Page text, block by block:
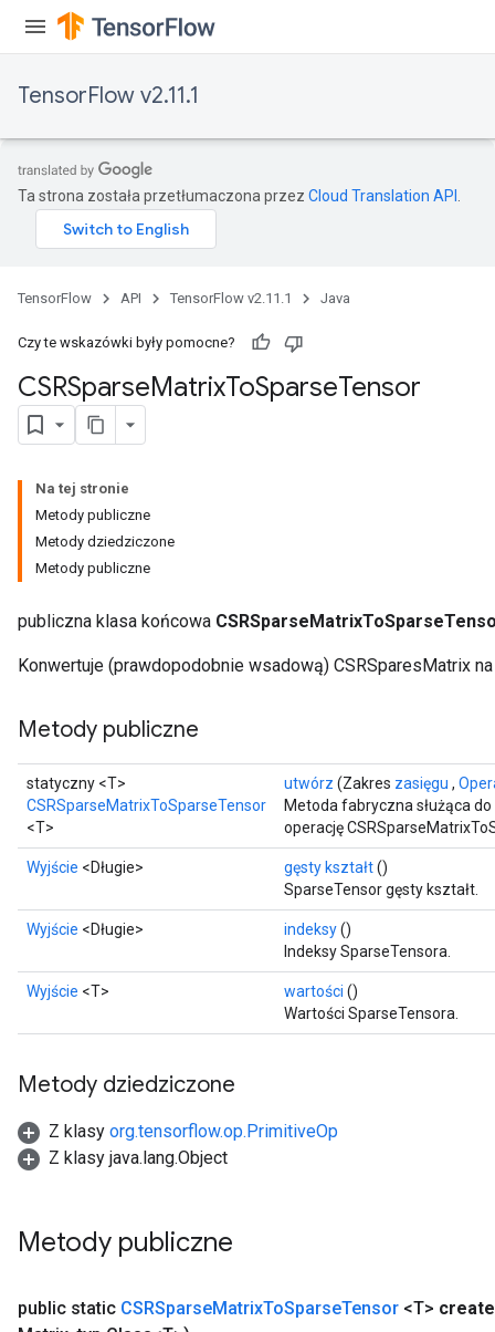
TensorFlow v2.11.1
Ta strona została przetłumaczona przez Cloud Translation API
TensorFlow API TensorFlow v2.11.1 Java
Czy te wskazówki były pomocne?
CSRSparseMatrixToSparseTensor
Na tej stronie
Metody publiczne
Metody dziedziczone
Metody publiczne
publiczna klasa końcowa
Konwertuje (prawdopodobnie wsadową) CSRSparesMatrix
Metody publiczne
statyczny <T>
CSRSparseMatrixToSparseTensor
<T>
utwórz (Zakres zasięgu ,
Metoda fabryczna służąca
operację
Wyjście <Długie> gęsty kształt()
SparseTensor gęsty kształt.
Wyjście <Długie> indeksy()
Indeksy SparseTensora.
Wyjście <T> wartości ()
Wartości SparseTensora.
Metody dziedziczone
Z klasy org.tensorflow.op.PrimitiveOp
Z klasy java.lang.Object
Metody publiczne
public static CSRSparseMatrixToSparseTensor <T> create